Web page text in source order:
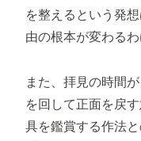
を整えるという発
由の根本が変わる
また、拝見の時間
を回して正面を戻
具を鑑賞する作法